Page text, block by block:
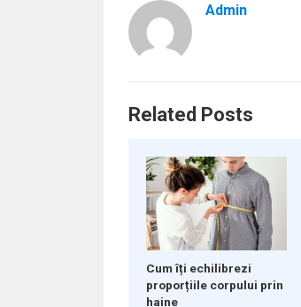
Admin
Related Posts
Cum îți echilibrezi
proporțiile corpului prin
haine